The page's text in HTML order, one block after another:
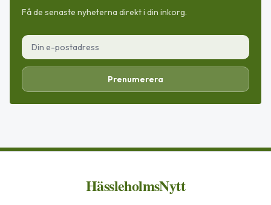
Få de senaste nyheterna direkt i din inkorg.
Prenumerera
HässleholmsNytt